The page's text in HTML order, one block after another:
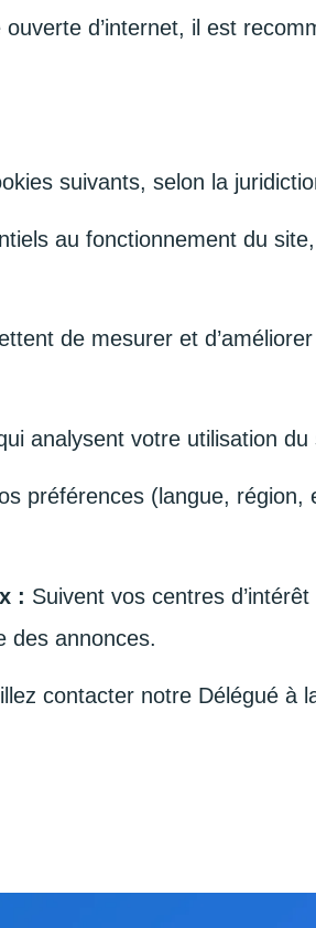
d’internet, il est
suivants, selon la
au fonctionnement du
de mesurer et
analysent votre utilisation
préférences (langue,
: Suivent vos centres
des annonces.
contacter notre Délégué à